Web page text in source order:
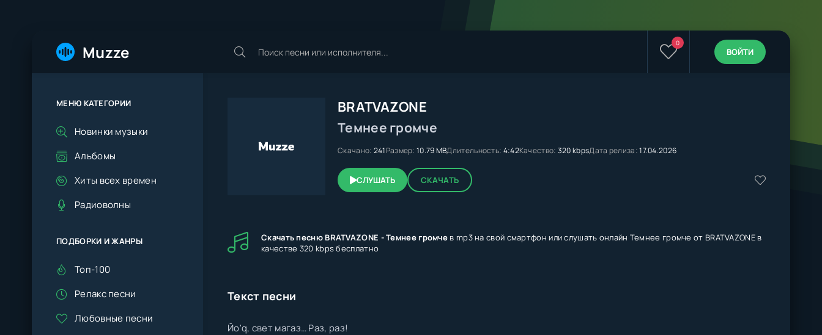
Muzze 0
ВОЙТИ
BRATVAZONE
Темнее громче
Скачано: 241Размер: 10.79 MBДлительность: 4:42Качество: 320 kbpsДата релиза:17.04.2026
СЛУШАТЬ СКАЧАТЬ
Скачать песню BRATVAZONE - Темнее громче в mp3 на свой смартфон или слушать онлайн Темнее громче от BRATVAZONE в
качестве 320 kbps бесплатно
Текст песни
Йо'q, свет магаз… Раз, раз!
МЕНЮ КАТЕГОРИИ
Новинки музыки
Альбомы
Хиты всех времен
Радиоволны
ПОДБОРКИ И ЖАНРЫ
Топ-100
Релакс песни
Любовные песни